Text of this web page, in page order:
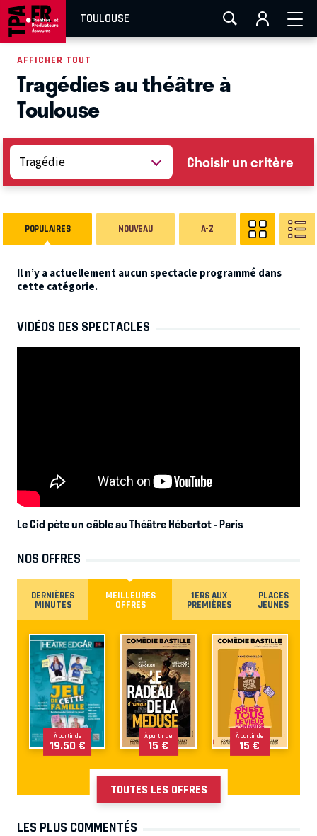
TOULOUSE
AIX-MARSEILLE AURAY LA ROCHELLE
EN TOURNÉE
AFFICHER TOUT
Tragédies au théâtre à
Toulouse
Choisir un critère
POPULAIRES NOUVEAU A-Z
Il n’y a actuellement aucun spectacle programmé dans
cette catégorie.
VIDÉOS DES SPECTACLES
Le Cid pète un câble au Théâtre Hébertot- Paris
NOS OFFRES
DERNIÈRES
MINUTES
MEILLEURES
OFFRES
1ERS AUX
PREMIÈRES
PLACES
JEUNES
À partir de
19.50 €
À partir de
15 €
À partir de
15 €
TOUTES LES OFFRES
LES PLUS COMMENTÉS